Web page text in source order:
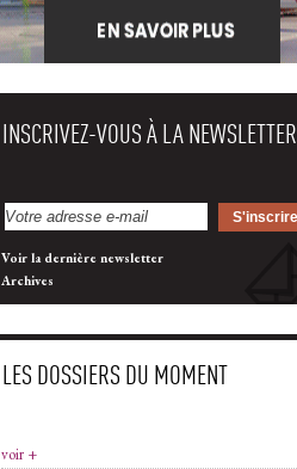
INSCRIVEZ-VOUS À LA NEWSLETTER
Voir la dernière newsletter
Archives
LES DOSSIERS DU MOMENT
voir +